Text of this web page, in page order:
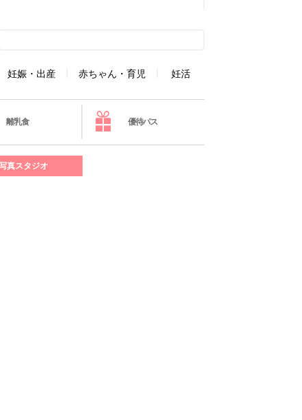
妊娠・出産 赤ちゃん・育児 妊活
離乳食 優待パス
真スタジオ